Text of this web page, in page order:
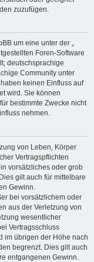
zuzufügen.
um eine unter der „
Foren-Software
deutschsprachige
Community unter
keinen Einfluss auf
wird. Sie können
bestimmte Zwecke nicht
nehmen.
von Leben, Körper
Vertragspflichten
vorsätzliches oder grob
gilt auch für mittelbare
Gewinn.
bei vorsätzlichem oder
aus der Verletzung von
wesentlicher
Vertragsschluss
im übrigen der Höhe nach
begrenzt. Dies gilt auch
entgangenen Gewinn.